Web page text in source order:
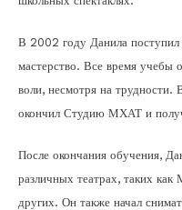
В 2002 году Данила
мастерство. Все время учебы
воли, несмотря на
окончил Студию МХАТ и
После окончания обучения,
различных театрах, таких
других. Он также начал